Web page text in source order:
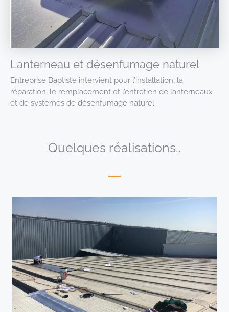
Lanterneau et désenfumage naturel
Entreprise Baptiste intervient pour l’installation, la
réparation, le remplacement et l’entretien de lanterneaux
et de systèmes de désenfumage naturel.
Quelques réalisations..